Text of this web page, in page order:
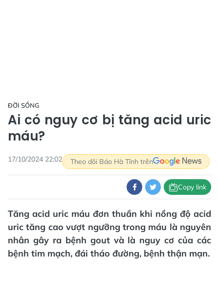
ĐỜI SỐNG
Ai có nguy cơ bị tăng acid uric
máu?
17/10/2024 22:02 Theo dõi Báo Hà Tĩnh trên
Copy link
Tăng acid uric máu đơn thuần khi nồng độ acid
uric tăng cao vượt ngưỡng trong máu là nguyên
nhân gây ra bệnh gout và là nguy cơ của các
bệnh tim mạch, đái tháo đường, bệnh thận mạn.